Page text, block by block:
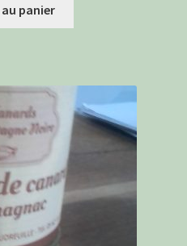
panier